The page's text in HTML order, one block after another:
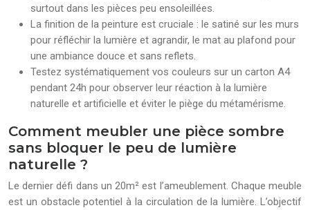
surtout dans les pièces peu ensoleillées.
La finition de la peinture est cruciale : le satiné sur les murs
pour réfléchir la lumière et agrandir, le mat au plafond pour
une ambiance douce et sans reflets.
Testez systématiquement vos couleurs sur un carton A4
pendant 24h pour observer leur réaction à la lumière
naturelle et artificielle et éviter le piège du métamérisme.
Comment meubler une pièce sombre
sans bloquer le peu de lumière
naturelle ?
Le dernier défi dans un 20m² est l’ameublement. Chaque meuble
est un obstacle potentiel à la circulation de la lumière. L’objectif